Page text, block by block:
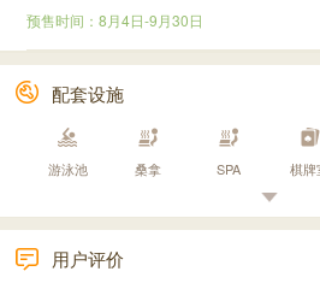
预售时间：8月4日-9月30日
配套设施
游泳池 桑拿 SPA 棋牌
用户评价